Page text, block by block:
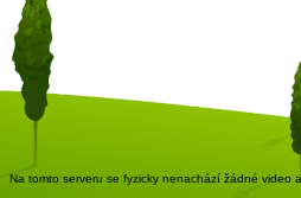
Na tomto serveru se fyzicky nenachází žádné video